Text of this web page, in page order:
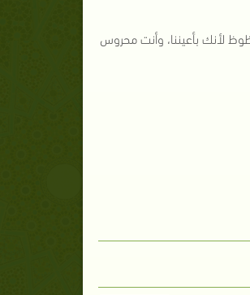
لأنك بأعيننا، وأنت محروس